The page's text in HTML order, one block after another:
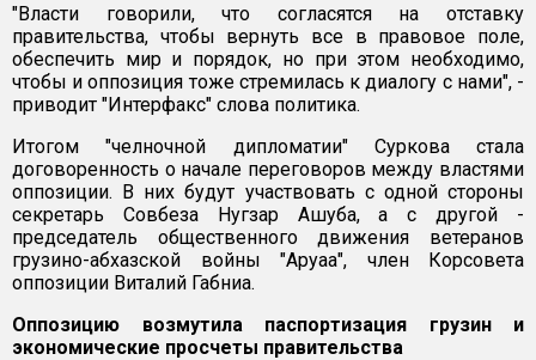
"Власти говорили, что согласятся на отставку
правительства, чтобы вернуть все в правовое поле,
обеспечить мир и порядок, но при этом необходимо,
чтобы и оппозиция тоже стремилась к диалогу с нами", -
приводит "Интерфакс" слова политика.
Итогом "челночной дипломатии" Суркова стала
договоренность о начале переговоров между властями
оппозиции. В них будут участвовать с одной стороны
секретарь Совбеза Нугзар Ашуба, а с другой -
председатель общественного движения ветеранов
грузино-абхазской войны "Аруаа", член Корсовета
оппозиции Виталий Габниа.
Оппозицию возмутила паспортизация грузин и
экономические просчеты правительства